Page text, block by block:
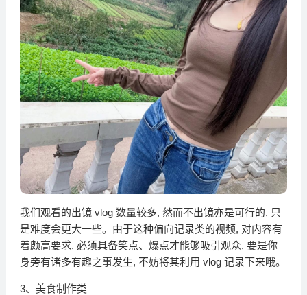
我们观看的出镜 vlog 数量较多, 然而不出镜亦是可行的, 只
是难度会更大一些。由于这种偏向记录类的视频, 对内容有
着颇高要求, 必须具备笑点、爆点才能够吸引观众, 要是你
身旁有诸多有趣之事发生, 不妨将其利用 vlog 记录下来哦。
3、美食制作类